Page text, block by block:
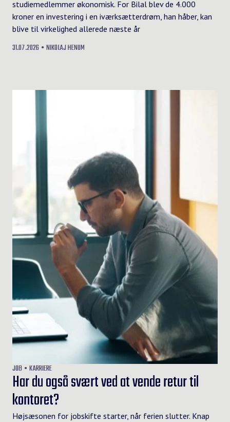
studiemedlemmer økonomisk. For Bilal blev de 4.000
kroner en investering i en iværksætterdrøm, han håber, kan
blive til virkelighed allerede næste år
31.07.2026 NIKOLAJ HENUM
JOB KARRIERE
Har du også svært ved at vende retur til
kontoret?
Højsæsonen for jobskifte starter, når ferien slutter. Knap